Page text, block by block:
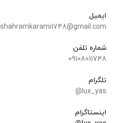
ایمیل
shahramkarami1748@gmail.com
شماره تلفن
09108011748
تلگرام
lux_yas@
اینستاگرام